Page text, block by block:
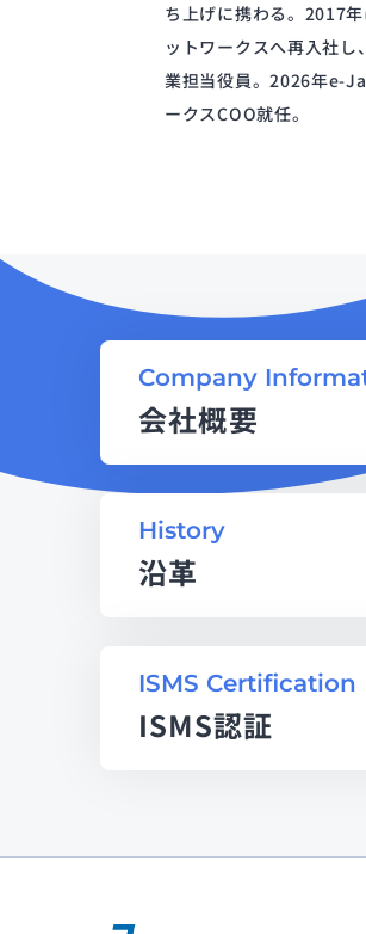
ち上げに携わる。2017
ットワークスへ再入社し
業担当役員。2026年e-
ークスCOO就任。
Company
会社概要
History
沿革
ISMS Certification
ISMS認証